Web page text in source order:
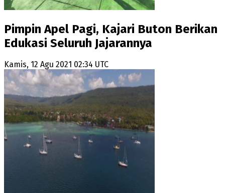
Pimpin Apel Pagi, Kajari Buton Berikan
Edukasi Seluruh Jajarannya
Kamis, 12 Agu 2021 02:34 UTC